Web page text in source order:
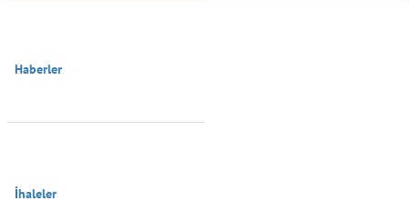
Haberler
İhaleler